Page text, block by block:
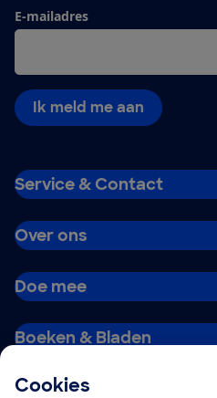
Cookies
E-mailadres
Ik meld me aan
Service & Contact
Over ons
Doe mee
Boeken & Bladen